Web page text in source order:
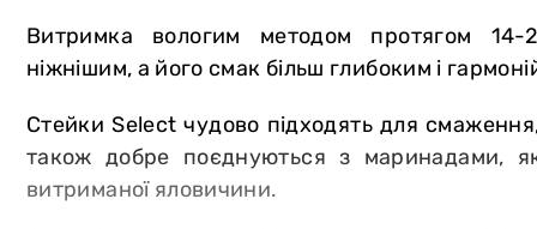
Витримка вологим методом протягом 14-
ніжнішим, а його смак більш глибоким і
Стейки Select чудово підходять для
також добре поєднуються з маринадами,
витриманої яловичини.